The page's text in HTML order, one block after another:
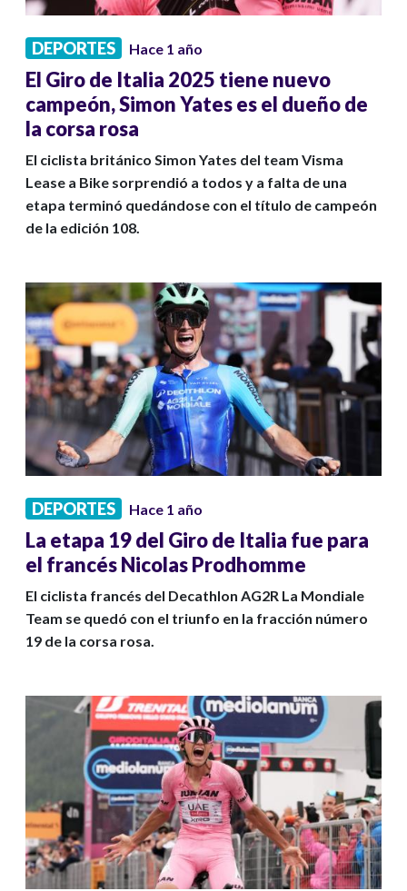
DEPORTES Hace 1 año
El Giro de Italia 2025 tiene nuevo
campeón, Simon Yates es el dueño de
la corsa rosa
El ciclista británico Simon Yates del team Visma
Lease a Bike sorprendió a todos y a falta de una
etapa terminó quedándose con el título de campeón
de la edición 108.
DEPORTES Hace 1 año
La etapa 19 del Giro de Italia fue para
el francés Nicolas Prodhomme
El ciclista francés del Decathlon AG2R La Mondiale
Team se quedó con el triunfo en la fracción número
19 de la corsa rosa.